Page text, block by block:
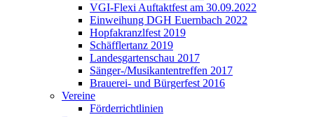
VGI-Flexi Auftaktfest am 30.09.2022
Einweihung DGH Euernbach 2022
Hopfakranzlfest 2019
Schäfflertanz 2019
Landesgartenschau 2017
Sänger-/Musikantentreffen 2017
Brauerei- und Bürgerfest 2016
Vereine
Förderrichtlinien